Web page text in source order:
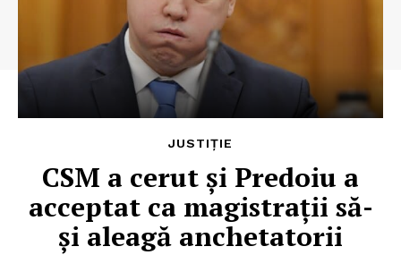
JUSTIȚIE
CSM a cerut și Predoiu a
acceptat ca magistrații să-
și aleagă anchetatorii